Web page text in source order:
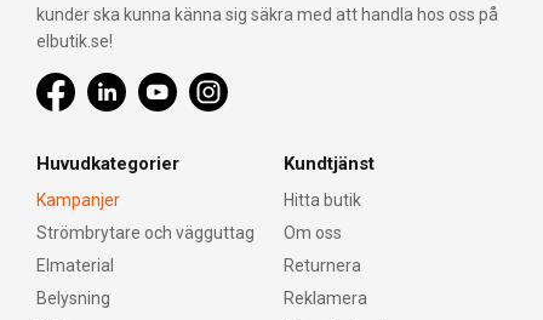
kunder ska kunna känna sig säkra med att handla hos oss på
elbutik.se!
Huvudkategorier
Kampanjer
Strömbrytare och vägguttag
Elmaterial
Belysning
Kundtjänst
Hitta butik
Om oss
Returnera
Reklamera